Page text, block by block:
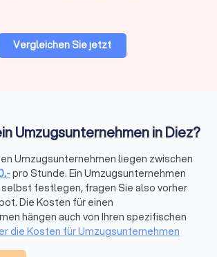
in Diez
hängt von Volumen, Distanz,
Stundenbasierte
25–40 € pro Stunde 200–320 €
30–50 € pro Stunde 240–400 €
Vergleichen Sie jetzt
Umzugsunternehmen in Diez?
Umzugsunternehmen liegen zwischen
,-pro Stunde. Ein Umzugsunternehmen
selbst festlegen, fragen Sie also vorher
Die Kosten für einen
hängen auch von Ihren spezifischen
die Kosten für Umzugsunternehmen